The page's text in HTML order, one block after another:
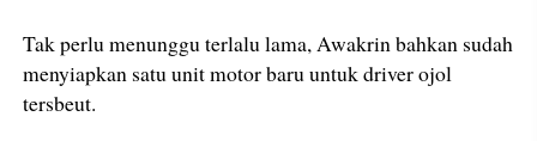
Tak perlu menunggu terlalu lama, Awakrin bahkan sudah
menyiapkan satu unit motor baru untuk driver ojol
tersbeut.